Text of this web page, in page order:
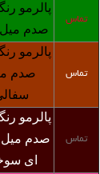
تماس
پالرمو
صدم میل
تماس
پالرمو
صدم
تماس
پالرمو
صدم میل
ای